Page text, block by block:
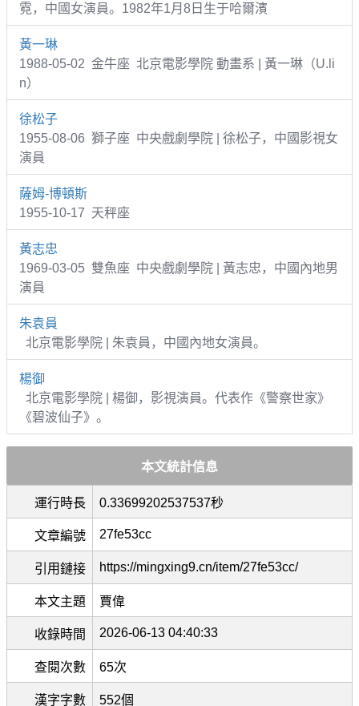
霓，中國女演員。1982年1月8日生于哈爾濱
黃一琳
1988-05-02 金牛座 北京電影學院 動畫系 | 黃一琳（U.li
n）
徐松子
1955-08-06 獅子座 中央戲劇學院 | 徐松子，中國影視女
演員
薩姆-博頓斯
1955-10-17 天秤座
黃志忠
1969-03-05 雙魚座 中央戲劇學院 | 黃志忠，中國內地男
演員
朱袁員
北京電影學院 | 朱袁員，中國內地女演員。
楊御
北京電影學院 | 楊御，影視演員。代表作《警察世家》
《碧波仙子》。
本文統計信息
運行時長 0.33699202537537秒
文章編號 27fe53cc
引用鏈接 https://mingxing9.cn/item/27fe53cc/
本文主題 賈偉
收錄時間 2026-06-13 04:40:33
查閱次數 65次
漢字字數 552個